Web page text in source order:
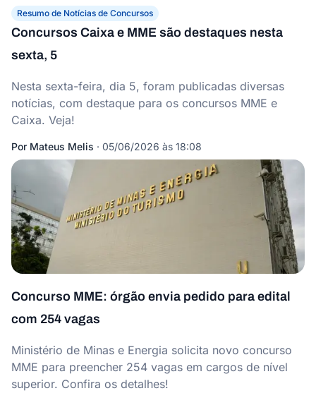
Resumo de Notícias de Concursos
Concursos Caixa e MME são destaques nesta
sexta, 5
Nesta sexta-feira, dia 5, foram publicadas diversas
notícias, com destaque para os concursos MME e
Caixa. Veja!
Por Mateus Melis · 05/06/2026 às 18:08
Concurso MME: órgão envia pedido para edital
com 254 vagas
Ministério de Minas e Energia solicita novo concurso
MME para preencher 254 vagas em cargos de nível
superior. Confira os detalhes!